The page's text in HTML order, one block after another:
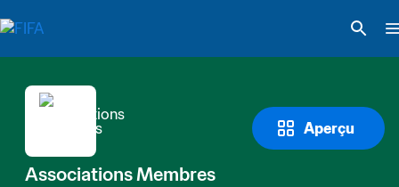
Aperçu
Associations Membres